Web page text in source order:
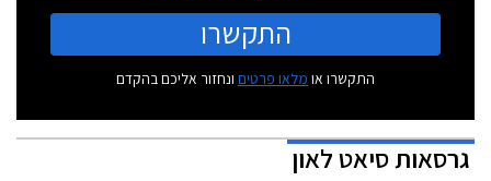
התקשרו
התקשרו או מלאו פרטים ונחזור אליכם בהקדם
גרסאותסיאט לאון